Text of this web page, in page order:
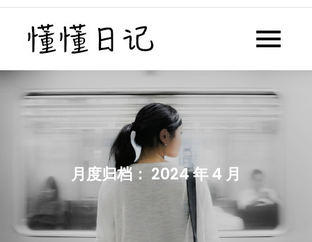
Skip
content
懂懂日记网每天同步更新懂懂学
月度归档： 2024 年 4 月